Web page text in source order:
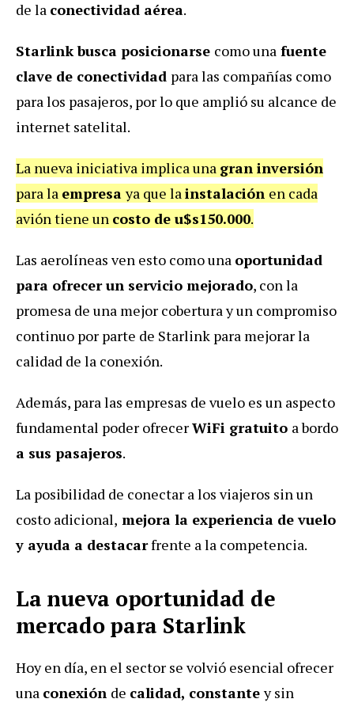
de la conectividad aérea.
Starlink busca posicionarse como una fuente
clave de conectividad para las compañías como
para los pasajeros, por lo que amplió su alcance de
internet satelital.
La nueva iniciativa implica una gran inversión
para la empresaya que lainstalación en cada
avión tiene un costo de u$s150.000.
Las aerolíneas ven esto como una oportunidad
para ofrecer un servicio mejorado, con la
promesa de una mejor cobertura y un compromiso
continuo por parte de Starlink para mejorar la
calidad de la conexión.
Además, para las empresas de vuelo es un aspecto
fundamental poder ofrecerWiFi gratuito a bordo
a sus pasajeros.
La posibilidad de conectar a los viajeros sin un
costo adicional, mejora la experiencia de vuelo
y ayuda a destacarfrente a la competencia.
La nueva oportunidad de
mercado para Starlink
Hoy en día, en el sector se volvió esencial ofrecer
una conexión de calidad, constantey sin